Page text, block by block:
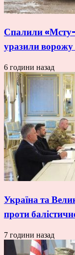
Спалили
уразили
6 години назад
Україна та
проти
7 години назад